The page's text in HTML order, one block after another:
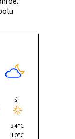
śr.
24°C
10°C